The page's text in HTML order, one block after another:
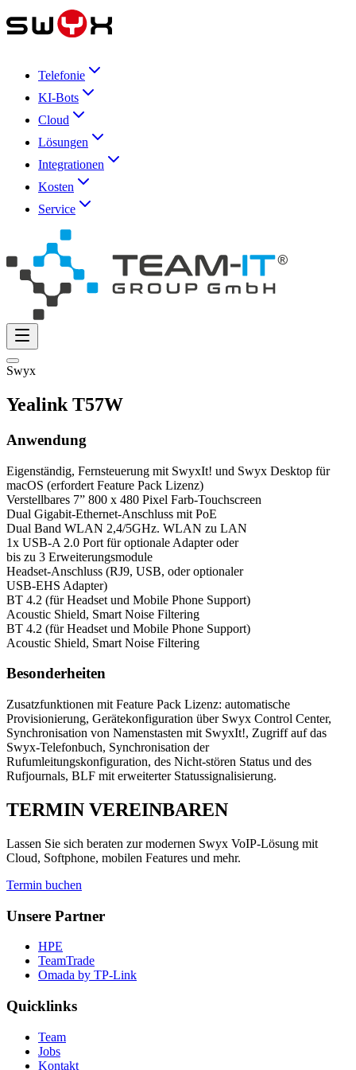
Telefonie
KI-Bots
Cloud
Lösungen
Integrationen
Kosten
Service
Swyx
Yealink T57W
Anwendung
Eigenständig, Fernsteuerung mit SwyxIt! und Swyx Desktop für
macOS (erfordert Feature Pack Lizenz)
Verstellbares 7” 800 x 480 Pixel Farb-Touchscreen
Dual Gigabit-Ethernet-Anschluss mit PoE
Dual Band WLAN 2,4/5GHz. WLAN zu LAN
1x USB-A 2.0 Port für optionale Adapter oder
bis zu 3 Erweiterungsmodule
Headset-Anschluss (RJ9, USB, oder optionaler
USB-EHS Adapter)
BT 4.2 (für Headset und Mobile Phone Support)
Acoustic Shield, Smart Noise Filtering
BT 4.2 (für Headset und Mobile Phone Support)
Acoustic Shield, Smart Noise Filtering
Besonderheiten
Zusatzfunktionen mit Feature Pack Lizenz: automatische
Provisionierung, Gerätekonfiguration über Swyx Control Center,
Synchronisation von Namenstasten mit SwyxIt!, Zugriff auf das
Swyx-Telefonbuch, Synchronisation der
Rufumleitungskonfiguration, des Nicht-stören Status und des
Rufjournals, BLF mit erweiterter Statussignalisierung.
TERMIN VEREINBAREN
Lassen Sie sich beraten zur modernen Swyx VoIP-Lösung mit
Cloud, Softphone, mobilen Features und mehr.
Termin buchen
Unsere Partner
HPE
TeamTrade
Omada by TP-Link
Quicklinks
Team
Jobs
Kontakt